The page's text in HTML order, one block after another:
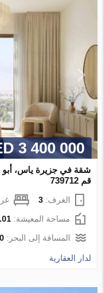
3 400 000 AED
قم 739712
الغرف:3
مساحة المعيشة:
المسافة إلى البحر:
لدار العقارية